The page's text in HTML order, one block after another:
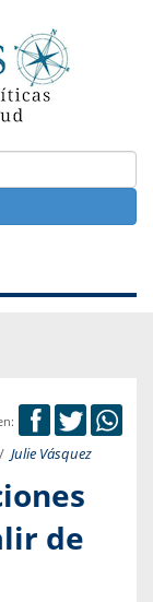
/ Julie Vásquez
de